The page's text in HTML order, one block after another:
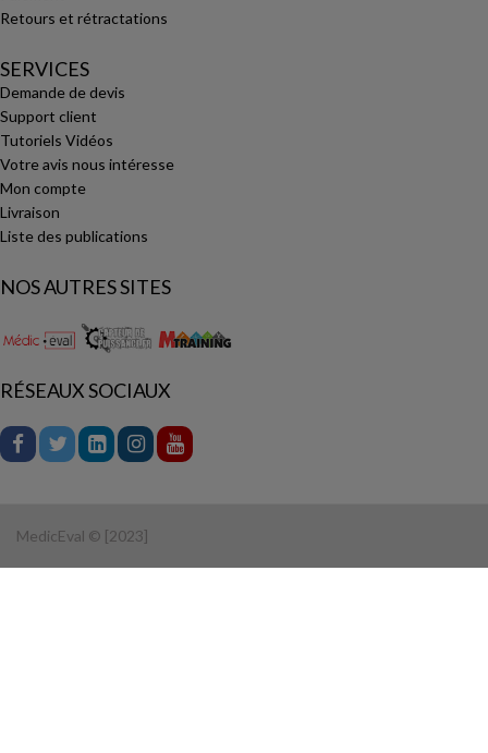
Retours et rétractations
SERVICES
Demande de devis
Support client
Tutoriels Vidéos
Votre avis nous intéresse
Mon compte
Livraison
Liste des publications
NOS AUTRES SITES
RÉSEAUX SOCIAUX
MedicEval © [2023]